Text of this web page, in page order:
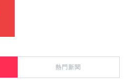
熱門新聞